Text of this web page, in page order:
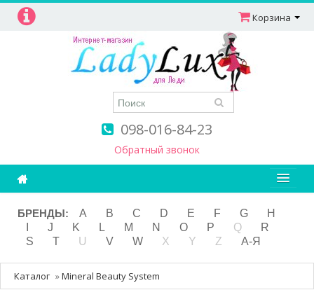
098-016-84-23
Обратный звонок
Корзина
Ароматерапия
Витамины
Детям и мамам
Косметика
БРЕНДЫ: A B C D E F G
H
J K L M N O P Q
R
S
T U V W X Y Z А-Я
Каталог »Mineral Beauty System